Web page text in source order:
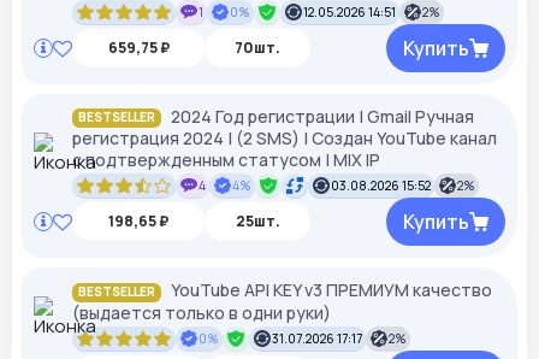
1 0% 12.05.2026 14:51 2%
659,75 ₽ 70шт. Купить
BESTSELLER
2024 Год регистрации | Gmail Ручная
регистрация 2024 | (2 SMS) | Создан YouTube канал
с подтвержденным статусом | MIX IP
4 4% 03.08.2026 15:52 2%
198,65 ₽ 25шт. Купить
BESTSELLER
YouTube API KEY v3 ПРЕМИУМ качество
(выдается только в одни руки)
0% 31.07.2026 17:17 2%